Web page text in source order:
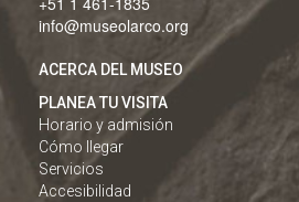
info@museolarco.org
ACERCA DEL MUSEO
PLANEA TU VISITA
Horario y admisión
Cómo llegar
Servicios
Accesibilidad